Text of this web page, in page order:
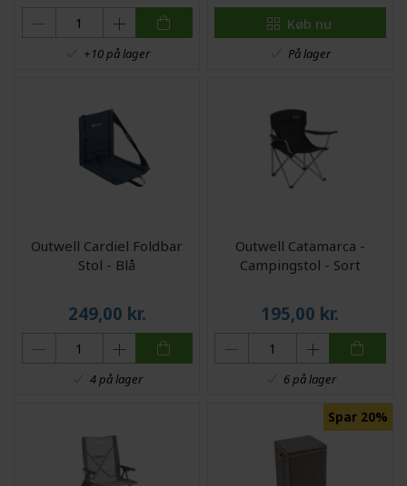
+10 på lager
Køb nu
På lager
Outwell Cardiel Foldbar
Stol - Blå
249,00 kr.
4 på lager
Outwell Catamarca -
Campingstol - Sort
195,00 kr.
6 på lager
Spar 20%